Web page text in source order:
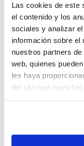
Las cookies de este
el contenido y los
sociales y analizar
información sobre el
nuestros partners
web, quienes
les haya
del uso que haya
ofertado. Los datos y
obtenida de la
efectos informativos
Número de
actualización: 2025-
Otras